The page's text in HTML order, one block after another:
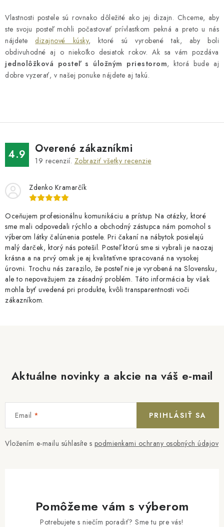
u
Vlastnosti postele sú rovnako dôležité ako jej dizajn. Chceme, aby
ste svoju posteľ mohli počastovať prívlastkom pekná a preto u nás
nájdete dizajnové kúsky, ktoré sú vyrobené tak, aby boli
obdivuhodné aj o niekoľko desiatok rokov. Ak sa vám pozdáva
jednolôžková posteľ s úložným priestorom, ktorá bude aj
dobre vyzerať, v našej ponuke nájdete aj takú.
4.9 Overené zákazníkmi
19 recenzií. Zobraziť všetky recenzie
Zdenko Kramarčík
Oceňujem profesionálnu komunikáciu a prístup. Na otázky, ktoré
sme mali odpovedali rýchlo a obchodný zástupca nám pomohol s
výberom látky čalúnenia postele. Pri čakaní na nábytok posielajú
malý darček, ktorý nás potešil. Posteľ ktorú sme si vybrali je naozaj
krásna a na prvý omak je aj kvalitatívne spracovaná na vysokej
úrovni. Trochu nás zarazilo, že posteľ nie je vyrobená na Slovensku,
ale to nepovažujem za zásadný problém. Táto informácia by však
mohla byť uvedená pri produkte, kvôli transparentnosti voči
zákazníkom.
Aktuálne novinky a akcie na váš e-mail
Email
Vložením e-mailu súhlasíte s podmienkami ochrany osobných údajov
PRIHLÁSIŤ SA
Pomôžeme vám s výberom
Potrebujete s niečím poradiť? Sme tu pre vás!